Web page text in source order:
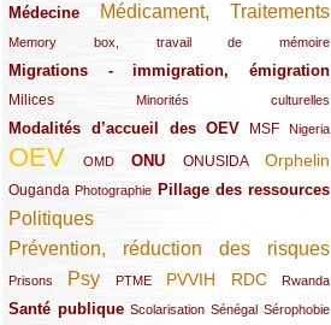
Médecine
(62/289) Médicament, Traitements
(142/289)
Memory box, travail de mémoire
(11/289)
Migrations - immigration, émigration
(67/289)
Milices
(34/289) Minorités culturelles
(15/289)
Modalités d’accueil des OEV
(58/289) MSF
(54/289) Nigeria
(27/289)
OEV
(269/289) OMD
(26/289) ONU
(58/289) ONUSIDA
(44/289) Orphelin
(112/289)
Ouganda
(29/289) Photographie
(27/289) Pillage des ressources
(77/289)
Politiques
(120/289)
Prévention, réduction des risques
(131/289)
Prisons
(22/289) Psy
(119/289) PTME
(12/289) PVVIH
(111/289) RDC
(104/289) Rwanda
(23/289)
Santé publique
(59/289) Scolarisation
(9/289) Sénégal
(13/289) Sérophobie
(19/289)